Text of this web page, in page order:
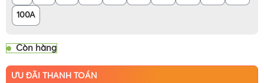
100A
Còn hàng
ƯU ĐÃI THANH TOÁN